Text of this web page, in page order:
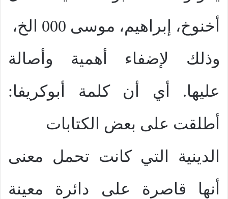
أخنوخ، إبراهيم، موسى 000 الخ،
وذلك لإضفاء أهمية وأصالة
عليها. أي أن كلمة أبوكريفا:
أطلقت على بعض الكتابات
الدينية التي كانت تحمل معنى
أنها قاصرة على دائرة معينة